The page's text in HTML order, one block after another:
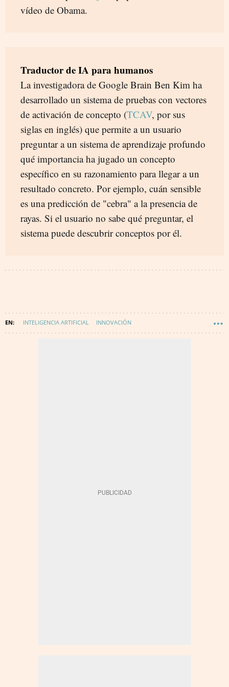
vídeo de Obama.
Traductor de IA para humanos
La investigadora de Google Brain Ben Kim ha
desarrollado un sistema de pruebas con vectores
de activación de concepto (TCAV, por sus
siglas en inglés) que permite a un usuario
preguntar a un sistema de aprendizaje profundo
qué importancia ha jugado un concepto
específico en su razonamiento para llegar a un
resultado concreto. Por ejemplo, cuán sensible
es una predicción de "cebra" a la presencia de
rayas. Si el usuario no sabe qué preguntar, el
sistema puede descubrir conceptos por él.
INTELIGENCIA ARTIFICIAL INNOVACIÓN